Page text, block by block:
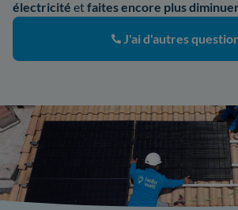
électricité etfaites encore plus
J'ai d'autres